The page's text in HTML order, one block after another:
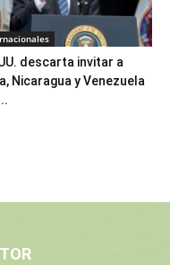
descarta invitar a
Nicaragua y Venezuela